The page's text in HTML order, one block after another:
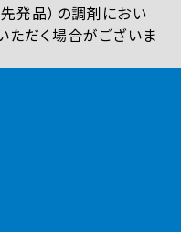
発品）の調剤におい
ただく場合がございま